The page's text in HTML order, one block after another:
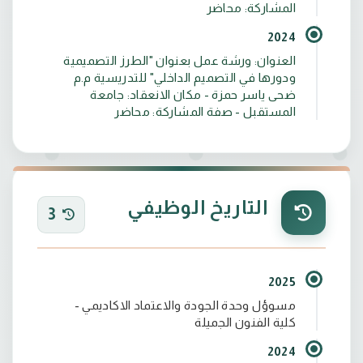
المشاركة: محاضر
2024
العنوان: ورشة عمل بعنوان "الطرز التصميمية
ودورها في التصميم الداخلي" للتدريسية م.م
ضحى ياسر حمزة - مكان الانعقاد: جامعة
المستقبل - صفة المشاركة: محاضر
التاريخ الوظيفي 3
2025
مسوؤل وحدة الجودة والاعتماد الاكاديمي -
كلية الفنون الجميلة
2024